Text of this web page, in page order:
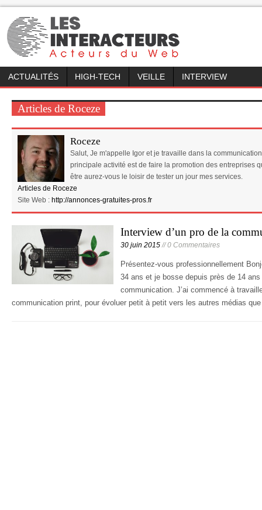
ACTUALITÉS HIGH-TECH VEILLE INTERVIEW
Articles de Roceze
Roceze
Salut, Je m'appelle Igor et je travaille dans la
principale activité est de faire la promotion des entreprises
être aurez-vous le loisir de tester un jour mes services.
Articles de Roceze
Site Web : http://annonces-gratuites-pros.fr
Interview d’un pro de la
30 juin 2015// 0 Commentaires
Présentez-vous professionnellement
34 ans et je bosse depuis près de 14
communication. J’ai commencé à
communication print, pour évoluer petit à petit vers les autres médias